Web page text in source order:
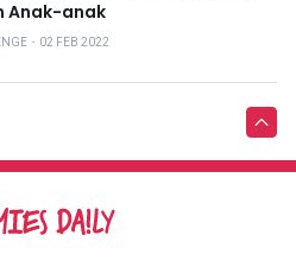
Anak-anak
・ 02 FEB 2022